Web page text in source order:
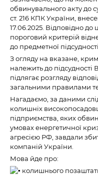
обвинувального акту до
ст. 216 КПК України,
17.06.2025. Відповідно
пороговий критерій
до предметної
З огляду на вказане,
належить до підсудності
підлягає розгляду
загальними правилами
Нагадаємо, за даними
колишніх
підприємства, яких
умовах енергетичної
агресією РФ, завдали
компаній України.
Мова йде про:
колишнього